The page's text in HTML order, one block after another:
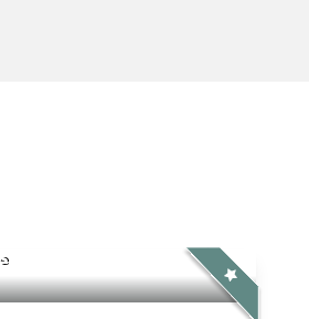
- Lanzarote